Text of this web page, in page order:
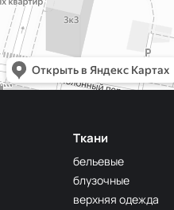
Ткани
бельевые
блузочные
верхняя одежда